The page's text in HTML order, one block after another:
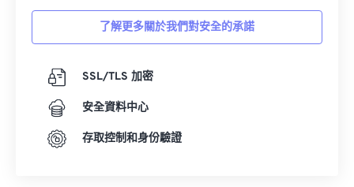
了解更多關於我們對安全的承諾
SSL/TLS 加密
安全資料中心
存取控制和身份驗證